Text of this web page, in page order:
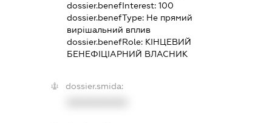
dossier.benefInterest:100
dossier.benefType: Не прямий
вирішальний вплив
dossier.benefRole: КІНЦЕВИЙ
БЕНЕФІЦІАРНИЙ ВЛАСНИК
dossier.smida: